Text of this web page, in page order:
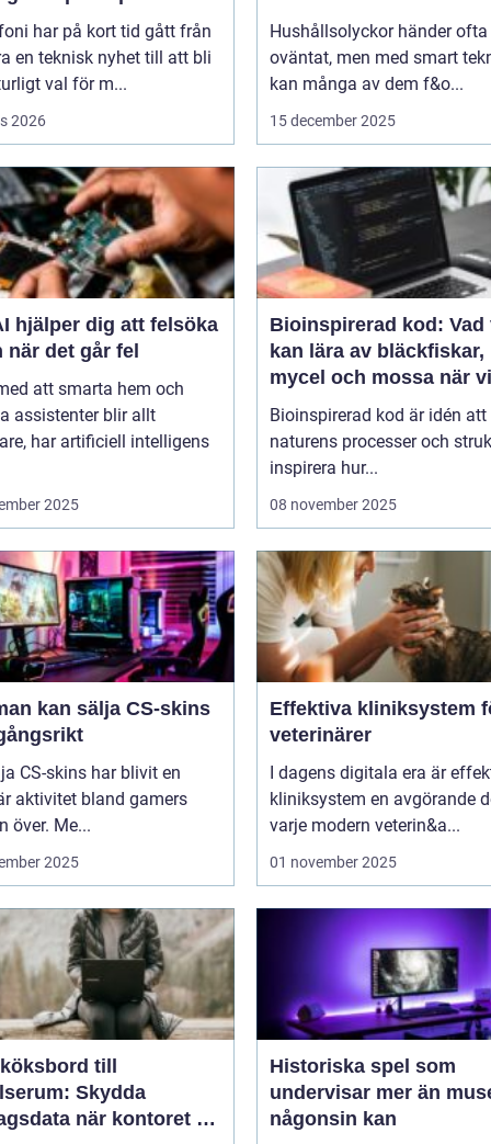
har på kort tid gått från
en teknisk nyhet till att bli
val för m...
2026
Hushållsolyckor händer ofta
oväntat, men med smart
kan många av dem f&o...
15 december 2025
hjälper dig att felsöka
när det går fel
att smarta hem och
assistenter blir allt
har artificiell intelligens
2025
Bioinspirerad kod: Vad
kan lära av bläckfiskar,
mycel och mossa när vi
bygger nya system
Bioinspirerad kod är idén
naturens processer och
inspirera hur...
08 november 2025
kan sälja CS-skins
CS-skins har blivit en
aktivitet bland gamers
över. Me...
2025
Effektiva kliniksystem
veterinärer
I dagens digitala era är
kliniksystem en avgörande
varje modern veterin&a...
01 november 2025
till
Skydda
när kontoret är
Historiska spel som
undervisar mer än
någonsin kan